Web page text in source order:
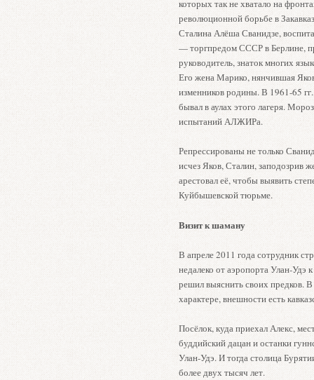
которых так не хватало на
революционной борьбе в
Сталина Алёша Сванидзе,
— торгпредом СССР в Берлине,
руководитель, знаток многих
Его жена Марико, нянчившая
изменников родины. В 1961-65
бывал в аулах этого лагеря.
испытаний АЛЖИРа.
Репрессированы не только
исчез Яков, Сталин,
арестовал её, чтобы выявить
Куйбышевской тюрьме.
Визит к шаману
В апреле 2011 года сотрудник
недалеко от аэропорта Улан-Удэ
решил выяснить своих предков.
характере, внешности есть
Посёлок, куда приехал Алекс,
буддийский дацан и останки
Улан-Удэ. И тогда столица
более двух тысяч лет.